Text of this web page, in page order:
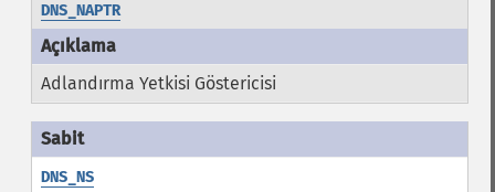
DNS_NAPTR
Adlandırma Yetkisi Göstericisi
DNS_NS